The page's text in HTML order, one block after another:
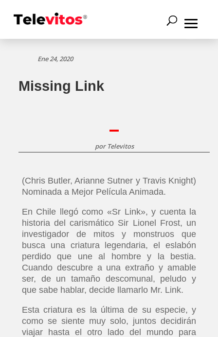
Ene 24, 2020
Missing Link
por Televitos
(Chris Butler, Arianne Sutner y Travis Knight)
Nominada a Mejor Película Animada.
En Chile llegó como «Sr Link», y cuenta la
historia del carismático Sir Lionel Frost, un
investigador de mitos y monstruos que
busca una criatura legendaria, el eslabón
perdido que une al hombre y la bestia.
Cuando descubre a una extraño y amable
ser, de un tamaño descomunal, peludo y
que sabe hablar, decide llamarlo Mr. Link.
Esta criatura es la última de su especie, y
como se siente muy solo, juntos decidirán
viajar hasta el otro lado del mundo para